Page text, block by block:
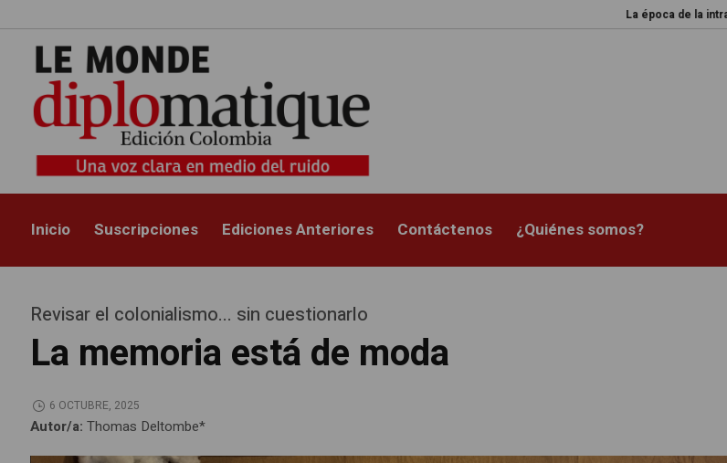
La época de la intranquilidad
Inicio Suscripciones Ediciones Anteriores Contáctenos ¿Quiénes somos?
Revisar el colonialismo... sin cuestionarlo
La memoria está de moda
6 OCTUBRE, 2025
Autor/a:Thomas Deltombe*